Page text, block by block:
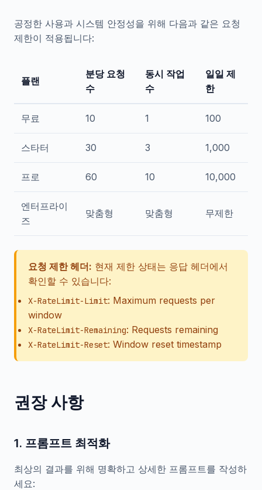
공정한 사용과 시스템 안정성을 위해 다음과 같은 요청
제한이 적용됩니다:
플랜
분당 요청
수
동시 작업
수
일일 제
한
무료 10 1 100
스타터 30 3 1,000
프로 60 10 10,000
엔터프라이
즈
맞춤형 맞춤형 무제한
요청 제한 헤더: 현재 제한 상태는 응답 헤더에서
확인할 수 있습니다:
X-RateLimit-Limit: Maximum requests per
window
X-RateLimit-Remaining: Requests remaining
X-RateLimit-Reset: Window reset timestamp
권장 사항
1. 프롬프트 최적화
최상의 결과를 위해 명확하고 상세한 프롬프트를 작성하
세요: